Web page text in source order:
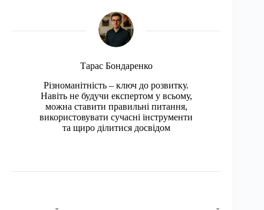
Тарас Бондаренко
Різноманітність – ключ до розвитку.
Навіть не будучи експертом у всьому,
можна ставити правильні питання,
використовувати сучасні інструменти
та щиро ділитися досвідом